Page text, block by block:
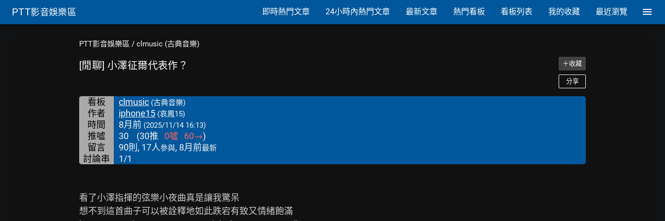
PTT影音娛樂區 即時熱門文章 24小時內熱門文章 最新文章 熱門看板 看板列表 我的收藏 最近瀏覽
PTT影音娛樂區 / clmusic (古典音樂)
[閒聊] 小澤征爾代表作？ ＋收藏
分享
看板 clmusic (古典音樂)
作者 iphone15 (哀鳳15)
時間 8月前 (2025/11/14 16:13)
推噓 30 (30推 0噓 60→)
留言
90則, 17人參與, 8月前最新
討論串 1/1
看了小澤指揮的弦樂小夜曲真是讓我驚呆